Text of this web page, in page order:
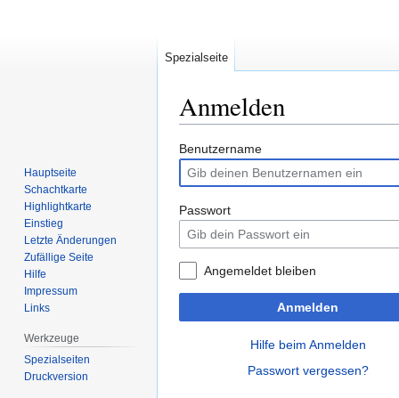
Anmelden
Zur
Navigation
springen
Zur
Suche
springen
Benutzername
Passwort
Angemeldet bleiben
Anmelden
Hilfe beim Anmelden
Passwort vergessen?
Spezialseite
Hauptseite
Schachtkarte
Highlightkarte
Einstieg
Letzte Änderungen
Zufällige Seite
Hilfe
Impressum
Links
Werkzeuge
Spezialseiten
Druckversion